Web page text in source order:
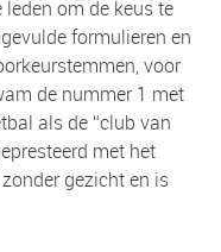
om de keus te
formulieren en
voor
de nummer 1 met
als de “club van
met het
gezicht en is